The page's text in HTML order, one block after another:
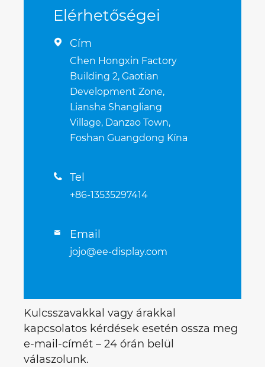
Elérhetőségei
 Cím
Chen Hongxin Factory
Building 2, Gaotian
Development Zone,
Liansha Shangliang
Village, Danzao Town,
Foshan Guangdong Kína
 Tel
+86-13535297414
 Email
jojo@ee-display.com
Kulcsszavakkal vagy árakkal
kapcsolatos kérdések esetén ossza meg
e-mail-címét – 24 órán belül
válaszolunk.